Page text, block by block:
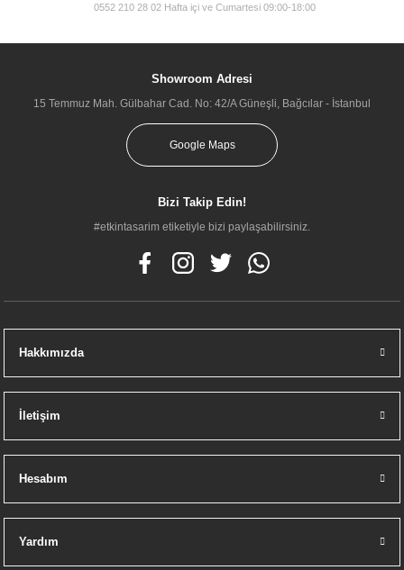
Artema A42467 Suit U Lavabo Bataryası Krom
0552 210 28 02 Hafta içi ve Cumartesi 09:00-18:00
Showroom Adresi
15 Temmuz Mah. Gülbahar Cad. No: 42/A Güneşli, Bağcılar - İstanbul
Google Maps
Bizi Takip Edin!
#etkintasarim etiketiyle bizi paylaşabilirsiniz.
Hakkımızda
İletişim
Hesabım
Yardım